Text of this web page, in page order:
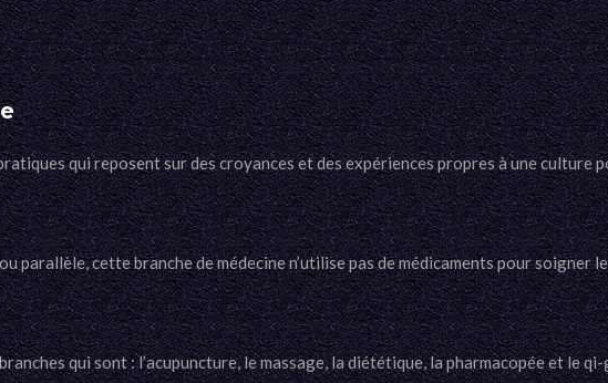
qui reposent sur des croyances et des expériences propres à une culture
parallèle, cette branche de médecine n’utilise pas de médicaments pour soigner
qui sont : l’acupuncture, le massage, la diététique, la pharmacopée et le